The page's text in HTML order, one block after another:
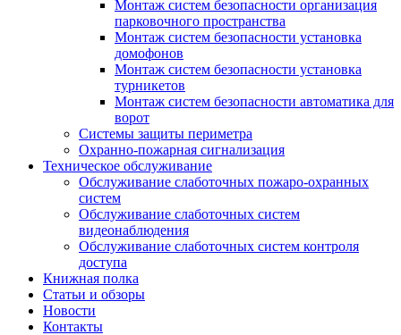
Монтаж систем безопасности организация
парковочного пространства
Монтаж систем безопасности установка
домофонов
Монтаж систем безопасности установка
турникетов
Монтаж систем безопасности автоматика для
ворот
Системы защиты периметра
Охранно-пожарная сигнализация
Техническое обслуживание
Обслуживание слаботочных пожаро-охранных
систем
Обслуживание слаботочных систем
видеонаблюдения
Обслуживание слаботочных систем контроля
доступа
Книжная полка
Статьи и обзоры
Новости
Контакты